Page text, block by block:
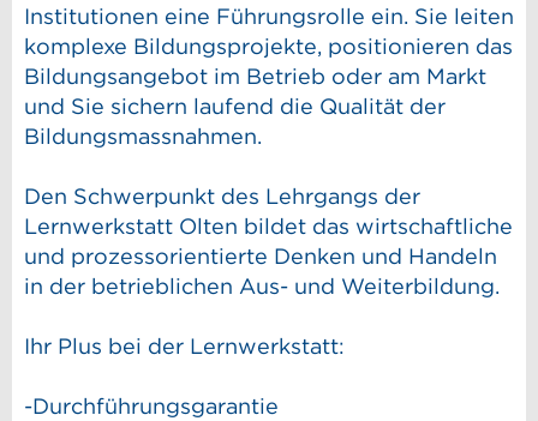
Institutionen eine Führungsrolle ein. Sie leiten
komplexe Bildungsprojekte, positionieren das
Bildungsangebot im Betrieb oder am Markt
und Sie sichern laufend die Qualität der
Bildungsmassnahmen.
Den Schwerpunkt des Lehrgangs der
Lernwerkstatt Olten bildet das wirtschaftliche
und prozessorientierte Denken und Handeln
in der betrieblichen Aus- und Weiterbildung.
Ihr Plus bei der Lernwerkstatt:
-Durchführungsgarantie